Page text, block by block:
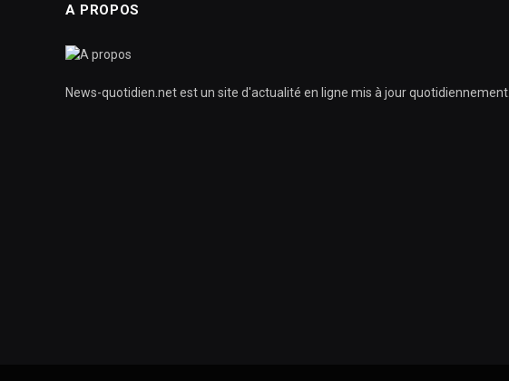
A PROPOS
News-quotidien.net est un site d'actualité en ligne mis à jour quotidiennement.